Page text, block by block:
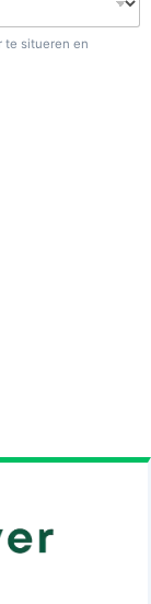
te situeren en